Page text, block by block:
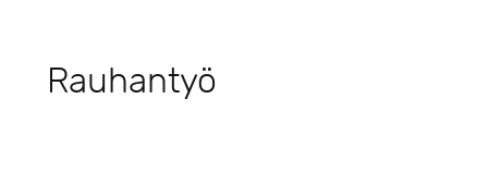
Rauhantyö